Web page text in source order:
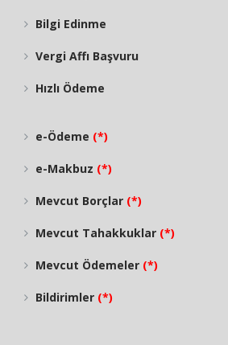
Bilgi Edinme
Vergi Affı Başvuru
Hızlı Ödeme
e-Ödeme (*)
e-Makbuz (*)
Mevcut Borçlar (*)
Mevcut Tahakkuklar (*)
Mevcut Ödemeler (*)
Bildirimler (*)